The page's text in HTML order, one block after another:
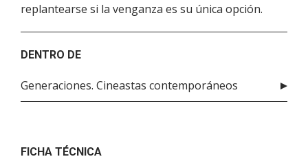
replantearse si la venganza es su única opción.
DENTRO DE
Generaciones. Cineastas contemporáneos
FICHA TÉCNICA